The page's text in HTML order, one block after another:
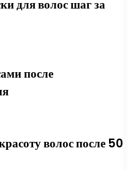
для волос шаг за
после
волос после 50